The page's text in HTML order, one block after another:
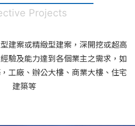
Projects
建案或精緻型建案，深開挖或超高
驗及能力達到各個業主之需求，如
工廠、辦公大樓、商業大樓、住宅
建築等